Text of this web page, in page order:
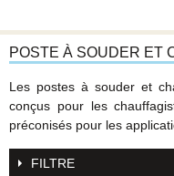
POSTE À SOUDER ET
Les postes à souder et
conçus pour les
préconisés pour les
FILTRE